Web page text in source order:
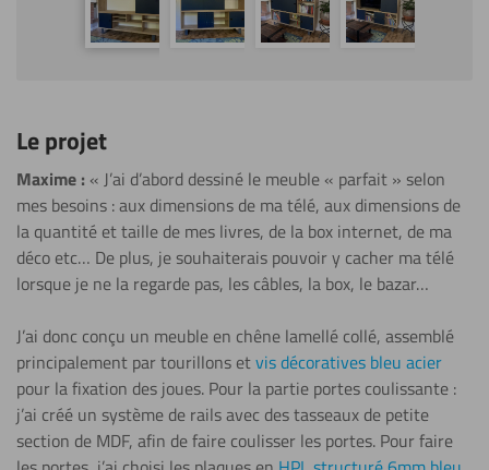
Le projet
Maxime : « J’ai d’abord dessiné le meuble « parfait » selon
mes besoins : aux dimensions de ma télé, aux dimensions de
la quantité et taille de mes livres, de la box internet, de ma
déco etc… De plus, je souhaiterais pouvoir y cacher ma télé
lorsque je ne la regarde pas, les câbles, la box, le bazar…
J’ai donc conçu un meuble en chêne lamellé collé, assemblé
principalement par tourillons etvis décoratives bleu acier
pour la fixation des joues. Pour la partie portes coulissante :
j’ai créé un système de rails avec des tasseaux de petite
section de MDF, afin de faire coulisser les portes. Pour faire